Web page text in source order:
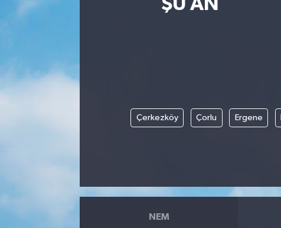
Çerkezköy Çorlu Ergene
NEM
FRAGMANLAR